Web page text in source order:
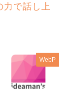
力で話し上
WebP